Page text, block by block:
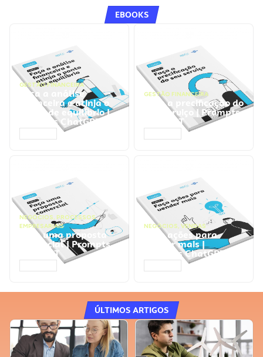
EBOOKS
GESTÃO FINANCEIRA
Faça a análise
financeira e atinja o
ponto de equilíbrio |
Prompts ChatGPT
GESTÃO FINANCEIRA
Faça a precificação do
seu serviço | Prompts
ChatGPT
NEGÓCIOS, PROCESSOS
EMPRESARIAIS
Faça uma proposta
comercial | Prompts
ChatGPT
NEGÓCIOS, VENDAS
Faça ações para
vender mais |
Prompts ChatGPT
ÚLTIMOS ARTIGOS